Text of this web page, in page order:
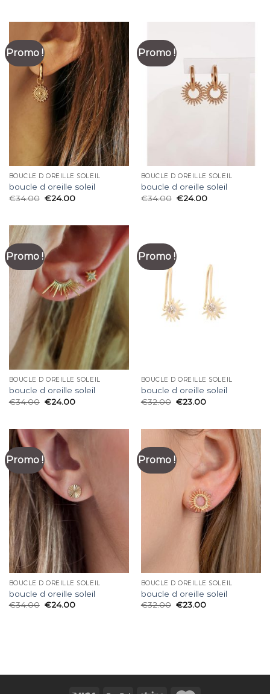
Promo !
BOUCLE D OREILLE SOLEIL
boucle d oreille soleil
€34.00 €24.00
Promo !
BOUCLE D OREILLE SOLEIL
boucle d oreille soleil
€34.00 €24.00
Promo !
BOUCLE D OREILLE SOLEIL
boucle d oreille soleil
€34.00 €24.00
Promo !
BOUCLE D OREILLE SOLEIL
boucle d oreille soleil
€32.00 €23.00
Promo !
BOUCLE D OREILLE SOLEIL
boucle d oreille soleil
€34.00 €24.00
Promo !
BOUCLE D OREILLE SOLEIL
boucle d oreille soleil
€32.00 €23.00